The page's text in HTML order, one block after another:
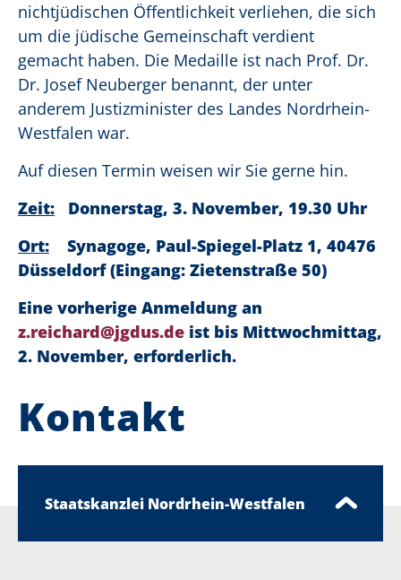
nichtjüdischen Öffentlichkeit verliehen, die sich
um die jüdische Gemeinschaft verdient
gemacht haben. Die Medaille ist nach Prof. Dr.
Dr. Josef Neuberger benannt, der unter
anderem Justizminister des Landes Nordrhein-
Westfalen war.
Auf diesen Termin weisen wir Sie gerne hin.
Zeit: Donnerstag, 3. November, 19.30 Uhr
Ort: Synagoge, Paul-Spiegel-Platz 1, 40476
Düsseldorf (Eingang: Zietenstraße 50)
Eine vorherige Anmeldung an
z.reichard@jgdus.de ist bis Mittwochmittag,
2. November, erforderlich.
Kontakt
Staatskanzlei Nordrhein-Westfalen